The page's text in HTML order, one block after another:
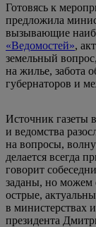
Готовясь к
предложила
вызывающие
«Ведомостей»,
земельный
на жилье, забота
губернаторов и
Источник газеты
и ведомства
на вопросы,
делается всегда
говорит
заданы, но можем
острые,
в министерствах
президента